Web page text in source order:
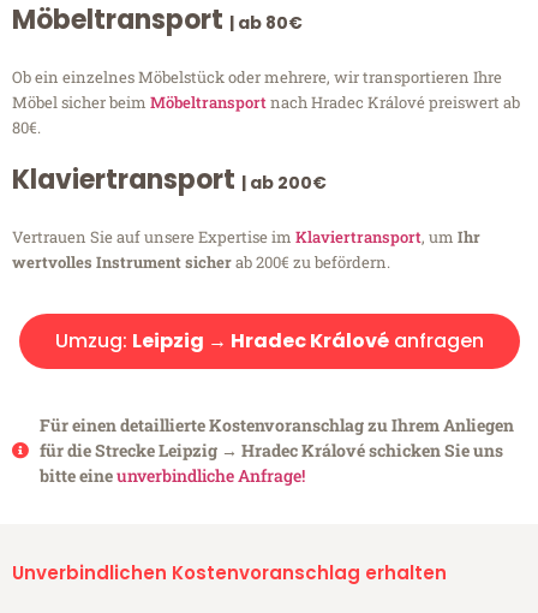
Möbeltransport | ab 80€
Ob ein einzelnes Möbelstück oder mehrere, wir transportieren Ihre
Möbel sicher beim Möbeltransportnach Hradec Králové preiswert ab
80€.
Klaviertransport | ab 200€
Vertrauen Sie auf unsere Expertise im Klaviertransport, um Ihr
wertvolles Instrument sicherab 200€ zu befördern.
Umzug: Leipzig → Hradec Královéanfragen
Für einen detaillierte Kostenvoranschlag zu Ihrem Anliegen
für die Strecke Leipzig → Hradec Králové schicken Sie uns
bitte eineunverbindliche Anfrage!
Unverbindlichen Kostenvoranschlag erhalten